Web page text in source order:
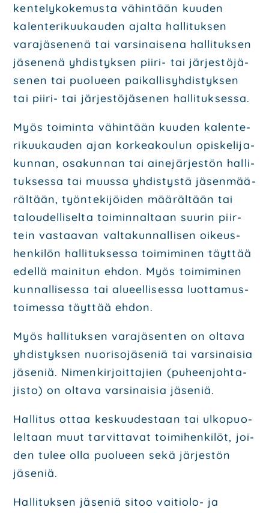
ken­te­ly­ko­ke­mus­ta vähin­tään kuu­den
kalen­te­ri­kuu­kau­den ajal­ta hal­li­tuk­sen
vara­jä­se­ne­nä tai var­si­nai­se­na hal­li­tuk­sen
jäse­ne­nä yhdis­tyk­sen pii­ri- tai jär­jes­tö­jä­
se­nen tai puo­lu­een pai­kal­li­syh­dis­tyk­sen
tai pii­ri- tai jär­jes­tö­jä­se­nen hal­li­tuk­ses­sa.
Myös toi­min­ta vähin­tään kuu­den kalen­te­
ri­kuu­kau­den ajan kor­kea­kou­lun opis­ke­li­ja­
kun­nan, osa­kun­nan tai aine­jär­jes­tön hal­li­
tuk­ses­sa tai muus­sa yhdis­tys­tä jäsen­mää­
räl­tään, työn­te­ki­jöi­den mää­räl­tään tai
talou­del­li­sel­ta toi­min­nal­taan suu­rin piir­
tein vas­taa­van val­ta­kun­nal­li­sen oikeus­
hen­ki­lön hal­li­tuk­ses­sa toi­mi­mi­nen täyt­tää
edel­lä mai­ni­tun ehdon. Myös toi­mi­mi­nen
kun­nal­li­ses­sa tai alu­eel­li­ses­sa luot­ta­mus­
toi­mes­sa täyt­tää ehdon.
Myös hal­li­tuk­sen vara­jä­sen­ten on olta­va
yhdis­tyk­sen nuo­ri­so­jä­se­niä tai var­si­nai­sia
jäse­niä. Nimen­kir­joit­ta­jien (puheen­joh­ta­
jis­to) on olta­va var­si­nai­sia jäse­niä.
Hal­li­tus ottaa kes­kuu­des­taan tai ulko­puo­
lel­taan muut tar­vit­ta­vat toi­mi­hen­ki­löt, joi­
den tulee olla puo­lu­eensekä jär­jes­tön
jäse­niä.
Hal­li­tuk­sen jäse­niä sitoo vai­tio­lo- ja